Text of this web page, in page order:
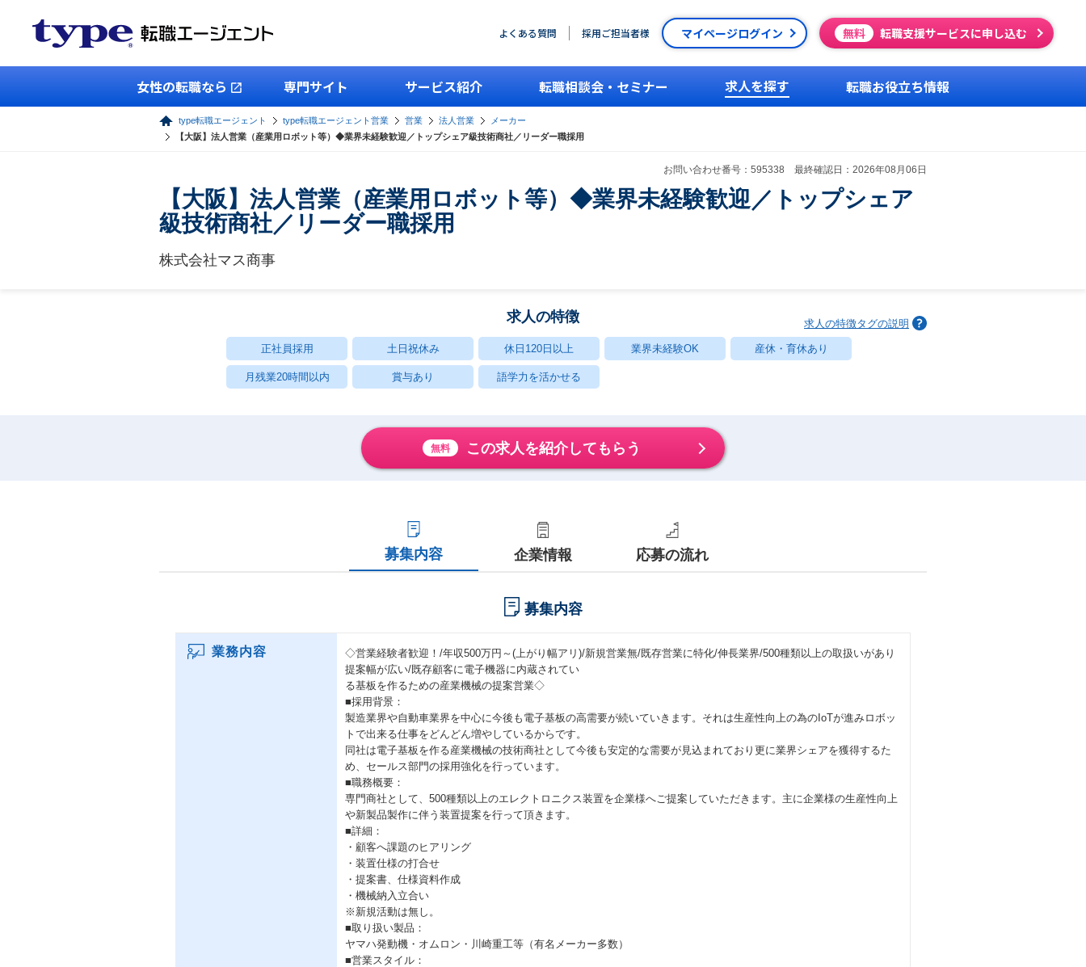
よくある質問 採用ご担当者様 マイページログイン 無料 転職支援サービスに申し込む
女性の転職なら 専門サイト サービス紹介 転職相談会・セミナー 求人を探す 転職お役立ち情報
type転職エージェント type転職エージェント営業 営業 法人営業
メーカー
【大阪】法人営業（産業用ロボット等）◆業界未経験歓迎／トップシェア級技術商社／リーダー職採用
お問い合わせ番号：595338 最終確認日：2026年08月06日
【大阪】法人営業（産業用ロボット等）◆業界未経験歓迎／トップシェア
級技術商社／リーダー職採用
株式会社マス商事
求人の特徴 求人の特徴タグの説明
正社員採用 土日祝休み 休日120日以上 業界未経験OK 産休・育休あり
月残業20時間以内 賞与あり 語学力を活かせる
無料 この求人を紹介してもらう
募集内容 企業情報 応募の流れ
募集内容
業務内容
◇営業経験者歓迎！/年収500万円～(上がり幅アリ)/新規営業無/既存営業に特化/伸長業界/500種類以上の取扱いがあり
提案幅が広い/既存顧客に電子機器に内蔵されてい
る基板を作るための産業機械の提案営業◇
■採用背景：
製造業界や自動車業界を中心に今後も電子基板の高需要が続いていきます。それは生産性向上の為のIoTが進みロボッ
トで出来る仕事をどんどん増やしているからです。
同社は電子基板を作る産業機械の技術商社として今後も安定的な需要が見込まれており更に業界シェアを獲得するた
め、セールス部門の採用強化を行っています。
■職務概要：
専門商社として、500種類以上のエレクトロニクス装置を企業様へご提案していただきます。主に企業様の生産性向上
や新製品製作に伴う装置提案を行って頂きます。
■詳細：
・顧客へ課題のヒアリング
・装置仕様の打合せ
・提案書、仕様資料作成
・機械納入立合い
※新規活動は無し。
■取り扱い製品：
ヤマハ発動機・オムロン・川崎重工等（有名メーカー多数）
■営業スタイル：